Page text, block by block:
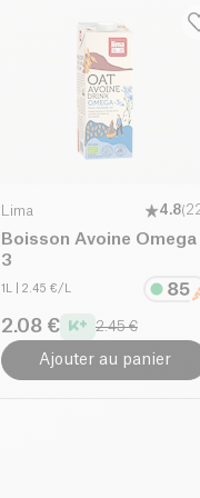
Lima 4.8(
Boisson Avoine Omega
3
1L | 2.45 €/L
2.08 € 2.45 €
Ajouter au panier